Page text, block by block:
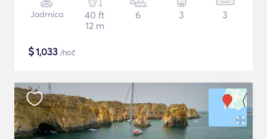
Jadrnica
40 ft
12 m
6 3 3
$1,033 /noč